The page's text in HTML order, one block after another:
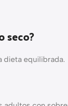
seco?
dieta equilibrada.